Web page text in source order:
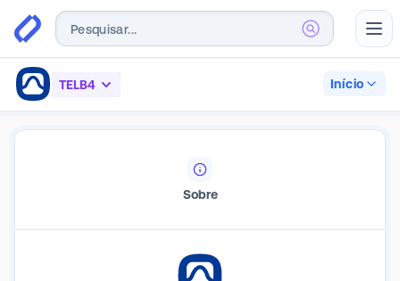
TELB4 Início
Sobre